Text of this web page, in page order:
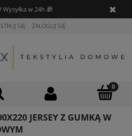
Wysyłka w 24h 🎁
SIĘ ZALOGUJ SIĘ
JERSEY Z GUMKĄ W